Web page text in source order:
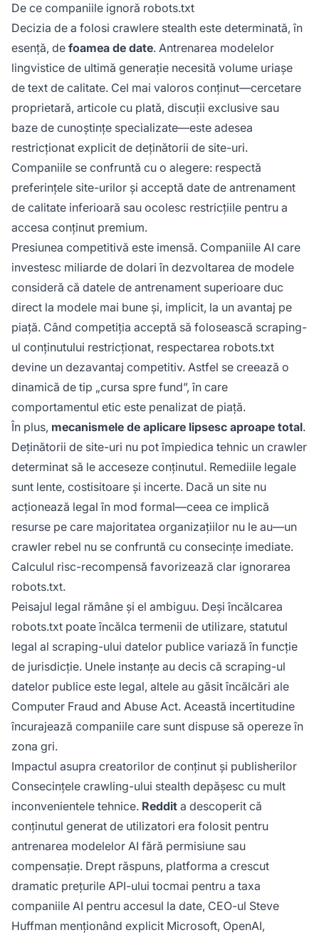
De ce companiile ignoră robots.txt
Decizia de a folosi crawlere stealth este determinată, în
esență, de foamea de date. Antrenarea modelelor
lingvistice de ultimă generație necesită volume uriașe
de text de calitate. Cel mai valoros conținut—cercetare
proprietară, articole cu plată, discuții exclusive sau
baze de cunoștințe specializate—este adesea
restricționat explicit de deținătorii de site-uri.
Companiile se confruntă cu o alegere: respectă
preferințele site-urilor și acceptă date de antrenament
de calitate inferioară sau ocolesc restricțiile pentru a
accesa conținut premium.
Presiunea competitivă este imensă. Companiile AI care
investesc miliarde de dolari în dezvoltarea de modele
consideră că datele de antrenament superioare duc
direct la modele mai bune și, implicit, la un avantaj pe
piață. Când competiția acceptă să folosească scraping-
ul conținutului restricționat, respectarea robots.txt
devine un dezavantaj competitiv. Astfel se creează o
dinamică de tip „cursa spre fund”, în care
comportamentul etic este penalizat de piață.
În plus, mecanismele de aplicare lipsesc aproape total.
Deținătorii de site-uri nu pot împiedica tehnic un crawler
determinat să le acceseze conținutul. Remediile legale
sunt lente, costisitoare și incerte. Dacă un site nu
acționează legal în mod formal—ceea ce implică
resurse pe care majoritatea organizațiilor nu le au—un
crawler rebel nu se confruntă cu consecințe imediate.
Calculul risc-recompensă favorizează clar ignorarea
robots.txt.
Peisajul legal rămâne și el ambiguu. Deși încălcarea
robots.txt poate încălca termenii de utilizare, statutul
legal al scraping-ului datelor publice variază în funcție
de jurisdicție. Unele instanțe au decis că scraping-ul
datelor publice este legal, altele au găsit încălcări ale
Computer Fraud and Abuse Act. Această incertitudine
încurajează companiile care sunt dispuse să opereze în
zona gri.
Impactul asupra creatorilor de conținut și publisherilor
Consecințele crawling-ului stealth depășesc cu mult
inconvenientele tehnice. Reddit a descoperit că
conținutul generat de utilizatori era folosit pentru
antrenarea modelelor AI fără permisiune sau
compensație. Drept răspuns, platforma a crescut
dramatic prețurile API-ului tocmai pentru a taxa
companiile AI pentru accesul la date, CEO-ul Steve
Huffman menționând explicit Microsoft, OpenAI,